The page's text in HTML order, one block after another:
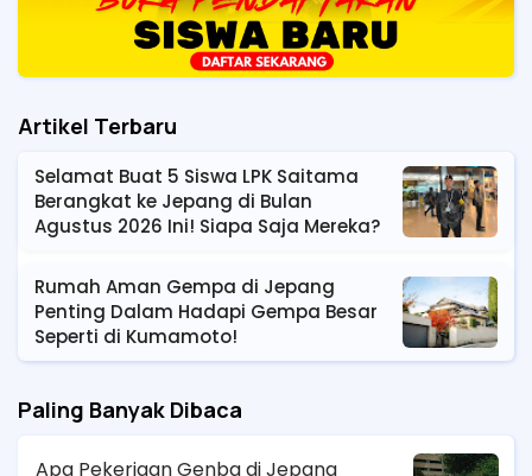
Artikel Terbaru
Selamat Buat 5 Siswa LPK Saitama
Berangkat ke Jepang di Bulan
Agustus 2026 Ini! Siapa Saja Mereka?
Rumah Aman Gempa di Jepang
Penting Dalam Hadapi Gempa Besar
Seperti di Kumamoto!
Paling Banyak Dibaca
Apa Pekerjaan Genba di Jepang